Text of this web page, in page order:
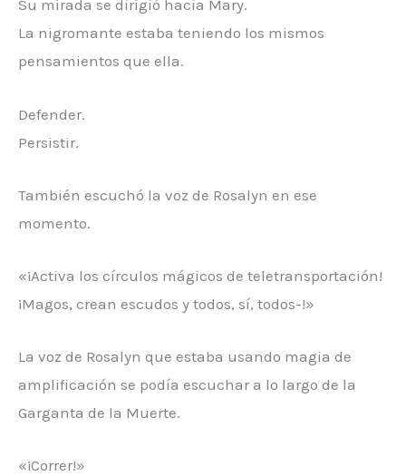
Su mirada se dirigió hacia Mary.
La nigromante estaba teniendo los mismos
pensamientos que ella.
Defender.
Persistir.
También escuchó la voz de Rosalyn en ese
momento.
«¡Activa los círculos mágicos de teletransportación!
¡Magos, crean escudos y todos, sí, todos-!»
La voz de Rosalyn que estaba usando magia de
amplificación se podía escuchar a lo largo de la
Garganta de la Muerte.
«¡Correr!»